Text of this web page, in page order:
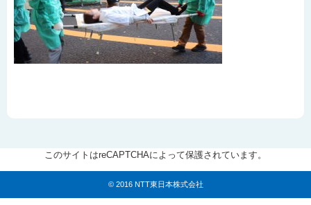
このサイトはreCAPTCHAによって保護されています。
© 2016 NTT東日本株式会社